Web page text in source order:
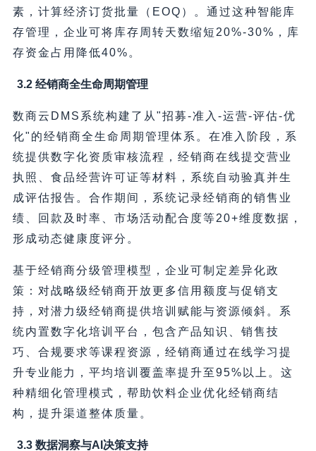
素，计算经济订货批量（EOQ）。通过这种智能库
存管理，企业可将库存周转天数缩短20%-30%，库
存资金占用降低40%。
3.2 经销商全生命周期管理
数商云DMS系统构建了从"招募-准入-运营-评估-优
化"的经销商全生命周期管理体系。在准入阶段，系
统提供数字化资质审核流程，经销商在线提交营业
执照、食品经营许可证等材料，系统自动验真并生
成评估报告。合作期间，系统记录经销商的销售业
绩、回款及时率、市场活动配合度等20+维度数据，
形成动态健康度评分。
基于经销商分级管理模型，企业可制定差异化政
策：对战略级经销商开放更多信用额度与促销支
持，对潜力级经销商提供培训赋能与资源倾斜。系
统内置数字化培训平台，包含产品知识、销售技
巧、合规要求等课程资源，经销商通过在线学习提
升专业能力，平均培训覆盖率提升至95%以上。这
种精细化管理模式，帮助饮料企业优化经销商结
构，提升渠道整体质量。
3.3 数据洞察与AI决策支持